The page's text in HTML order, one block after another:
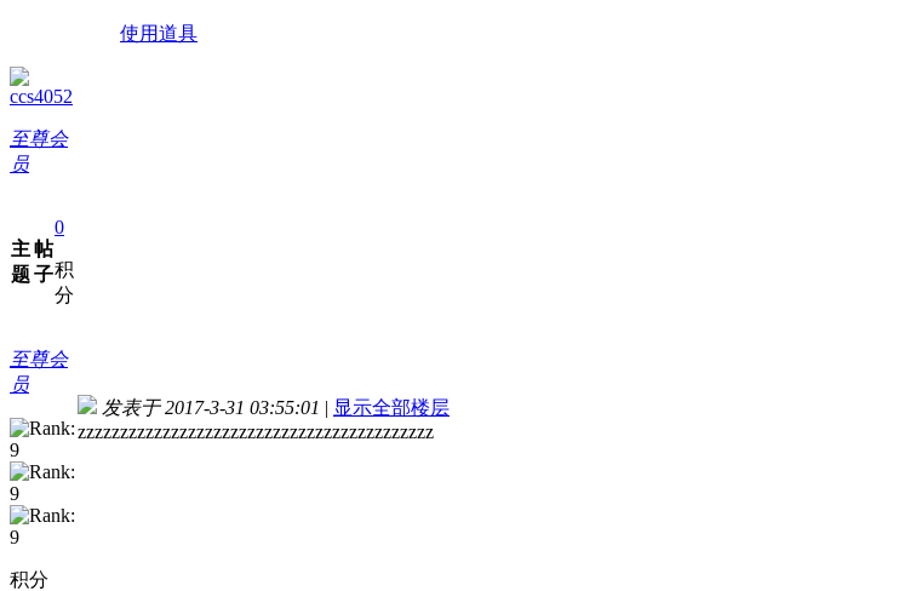
使用道具
ccs4052
至尊会
员
主
题
帖
子
0
积
分
至尊会
员
积分
发表于 2017-3-31 03:55:01 | 显示全部楼层
zzzzzzzzzzzzzzzzzzzzzzzzzzzzzzzzzzzzzzzzzz